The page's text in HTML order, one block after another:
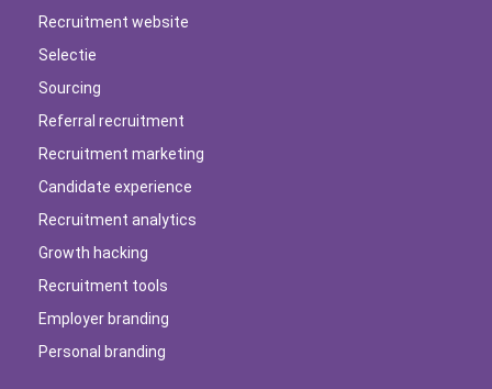
Recruitment website
Selectie
Sourcing
Referral recruitment
Recruitment marketing
Candidate experience
Recruitment analytics
Growth hacking
Recruitment tools
Employer branding
Personal branding